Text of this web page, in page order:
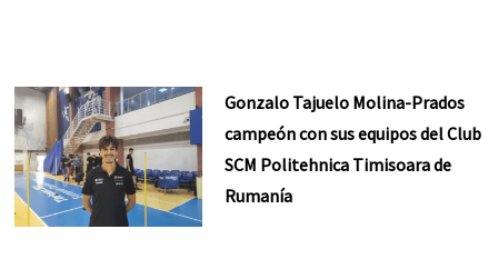
Gonzalo Tajuelo Molina-Prados
campeón con sus equipos del Club
SCM Politehnica Timisoara de
Rumanía